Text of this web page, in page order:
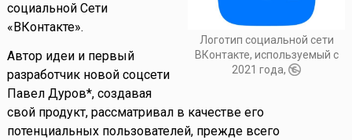
Логотип социальной сети
ВКонтакте, используемый с
2021 года,
социальной Сети
«ВКонтакте».
Автор идеи и первый
разработчик новой соцсети
Павел Дуров*, создавая
свой продукт, рассматривал в качестве его
потенциальных пользователей, прежде всего